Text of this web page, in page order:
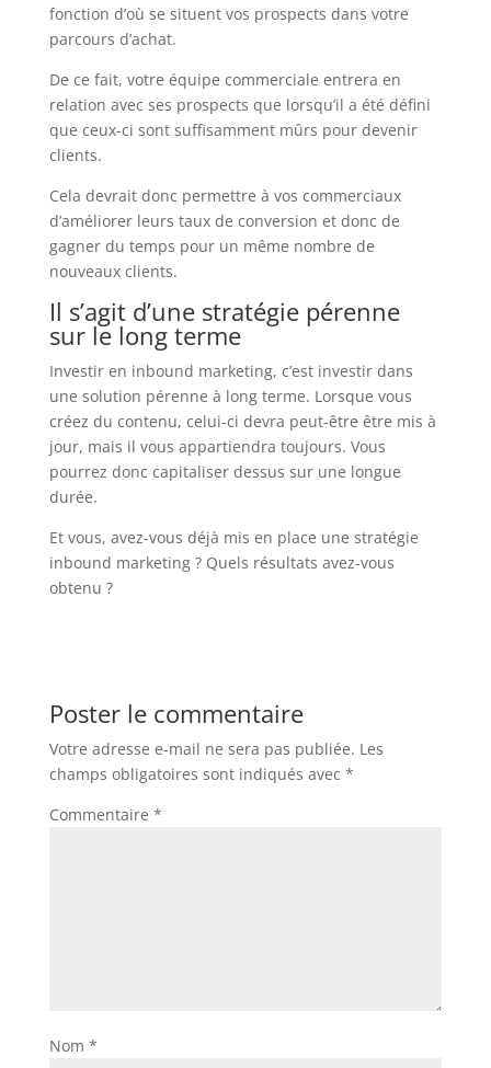
fonction d’où se situent vos prospects dans votre
parcours d’achat.
De ce fait, votre équipe commerciale entrera en
relation avec ses prospects que lorsqu’il a été défini
que ceux-ci sont suffisamment mûrs pour devenir
clients.
Cela devrait donc permettre à vos commerciaux
d’améliorer leurs taux de conversion et donc de
gagner du temps pour un même nombre de
nouveaux clients.
Il s’agit d’une stratégie pérenne
sur le long terme
Investir en inbound marketing, c’est investir dans
une solution pérenne à long terme. Lorsque vous
créez du contenu, celui-ci devra peut-être être mis à
jour, mais il vous appartiendra toujours. Vous
pourrez donc capitaliser dessus sur une longue
durée.
Et vous, avez-vous déjà mis en place une stratégie
inbound marketing ? Quels résultats avez-vous
obtenu ?
Poster le commentaire
Votre adresse e-mail ne sera pas publiée. Les
champs obligatoires sont indiqués avec *
Commentaire *
Nom *